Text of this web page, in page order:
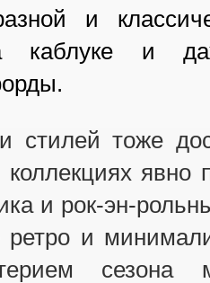
и
каблуке и
стилей тоже
явно
и рок-эн-
ретро и
сезона